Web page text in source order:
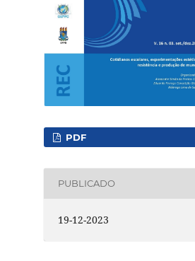
PDF
PUBLICADO
19-12-2023